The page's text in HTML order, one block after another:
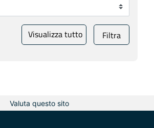
Visualizza tutto Filtra
Valuta questo sito